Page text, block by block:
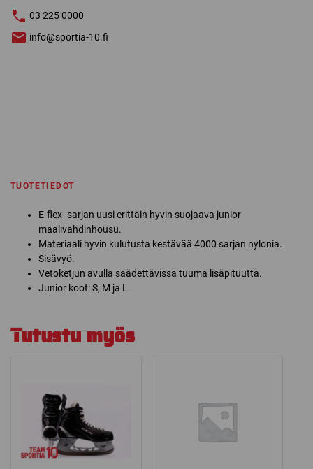
03 225 0000
info@sportia-10.fi
TUOTETIEDOT
E-flex -sarjan uusi erittäin hyvin suojaava junior
maalivahdinhousu.
Materiaali hyvin kulutusta kestävää 4000 sarjan nylonia.
Sisävyö.
Vetoketjun avulla säädettävissä tuuma lisäpituutta.
Junior koot: S, M ja L.
Tutustu myös